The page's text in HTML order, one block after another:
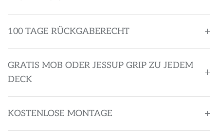
100 TAGE RÜCKGABERECHT
GRATIS MOB ODER JESSUP GRIP ZU JEDEM
DECK
KOSTENLOSE MONTAGE